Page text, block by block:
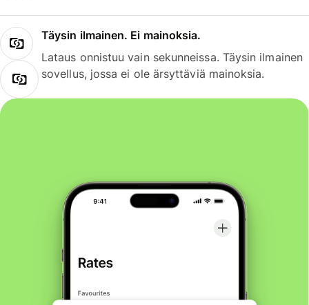
Täysin ilmainen. Ei mainoksia.
Lataus onnistuu vain sekunneissa. Täysin ilmainen
sovellus, jossa ei ole ärsyttäviä mainoksia.